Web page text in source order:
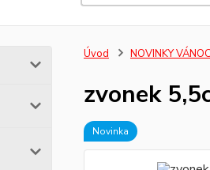
Úvod NOVINKY
zvonek
Novinka